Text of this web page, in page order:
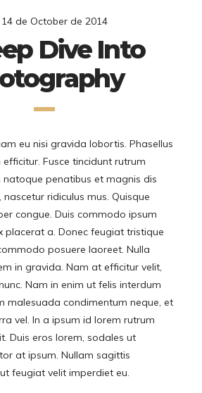
14 de October de 2014
Dive Into
eu nisi gravida lobortis. Phasellus
Fusce tincidunt rutrum
natoque penatibus et magnis dis
ridiculus mus. Quisque
congue. Duis commodo ipsum
placerat a. Donec feugiat tristique
posuere laoreet. Nulla
in gravida. Nam at efficitur velit,
Nam in enim ut felis interdum
malesuada condimentum neque, et
vel. In a ipsum id lorem rutrum
Duis eros lorem, sodales ut
at ipsum. Nullam sagittis
feugiat velit imperdiet eu.